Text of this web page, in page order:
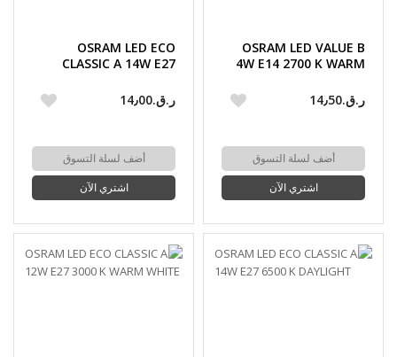
OSRAM LED VALUE B
4W E14 2700 K WARM
ر.ق.‏14٫50
أضف لسلة التسوق
اشتري الآن
OSRAM LED ECO
CLASSIC A 14W E27
ر.ق.‏14٫00
أضف لسلة التسوق
اشتري الآن